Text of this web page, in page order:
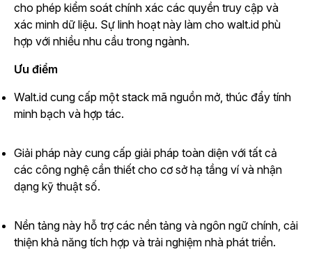
cho phép kiểm soát chính xác các quyền truy cập và
xác minh dữ liệu. Sự linh hoạt này làm cho walt.id phù
hợp với nhiều nhu cầu trong ngành.
Ưu điểm
Walt.id cung cấp một stack mã nguồn mở, thúc đẩy tính
minh bạch và hợp tác.
Giải pháp này cung cấp giải pháp toàn diện với tất cả
các công nghệ cần thiết cho cơ sở hạ tầng ví và nhận
dạng kỹ thuật số.
Nền tảng này hỗ trợ các nền tảng và ngôn ngữ chính, cải
thiện khả năng tích hợp và trải nghiệm nhà phát triển.